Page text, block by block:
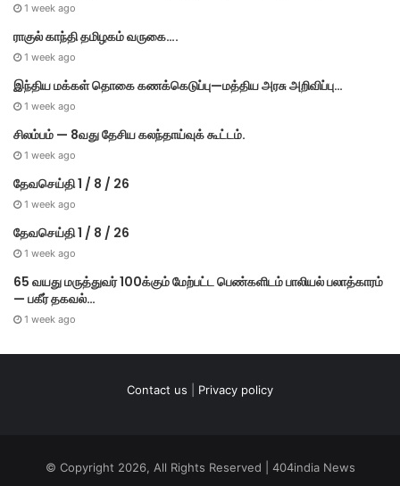
1 week ago
ராகுல் காந்தி தமிழகம் வருகை….
1 week ago
இந்திய மக்கள் தொகை கணக்கெடுப்பு—மத்திய அரசு அறிவிப்பு…
1 week ago
சிலம்பம் — 8வது தேசிய கலந்தாய்வுக் கூட்டம்.
1 week ago
தேவசெய்தி 1 / 8 / 26
1 week ago
தேவசெய்தி 1 / 8 / 26
1 week ago
65 வயது மருத்துவர் 100க்கும் மேற்பட்ட பெண்களிடம் பாலியல் பலாத்காரம்
— பகீர் தகவல்…
1 week ago
Contact us Privacy policy
© Copyright 2026, All Rights Reserved | 404india News